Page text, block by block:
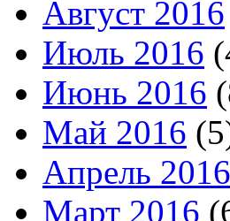
Август 2016
Июль 2016
Июнь 2016
Май 2016
Апрель 2016
Март 2016